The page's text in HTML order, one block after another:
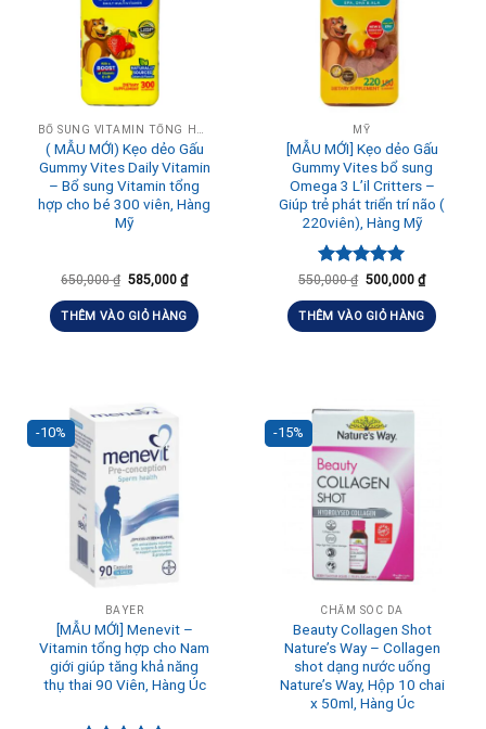
BỔ SUNG VITAMIN TỔNG HỢP HÀNG NGÀY
( MẪU MỚI) Kẹo dẻo Gấu
Gummy Vites Daily Vitamin
– Bổ sung Vitamin tổng
hợp cho bé 300 viên, Hàng
Mỹ
650,000₫ 585,000 ₫
THÊM VÀO GIỎ HÀNG
MỸ
[MẪU MỚI] Kẹo dẻo Gấu
Gummy Vites bổ sung
Omega 3 L’il Critters –
Giúp trẻ phát triển trí não (
220viên), Hàng Mỹ
Được xếp
hạng5.00
5 sao
550,000₫ 500,000 ₫
THÊM VÀO GIỎ HÀNG
-10%
BAYER
[MẪU MỚI] Menevit –
Vitamin tổng hợp cho Nam
giới giúp tăng khả năng
thụ thai 90 Viên, Hàng Úc
-15%
CHĂM SÓC DA
Beauty Collagen Shot
Nature’s Way – Collagen
shot dạng nước uống
Nature’s Way, Hộp 10 chai
x 50ml, Hàng Úc